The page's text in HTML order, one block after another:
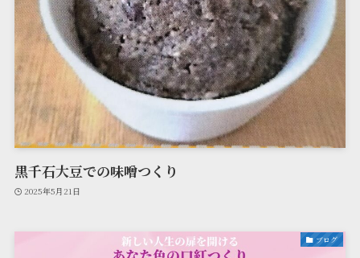
黒千石大豆での味噌つくり
2025年5月21日
ブログ